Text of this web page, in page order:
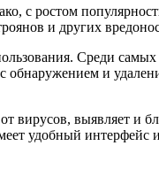
с ростом
и других
Среди
обнаружением и
вирусов, выявляет и
удобный интерфейс